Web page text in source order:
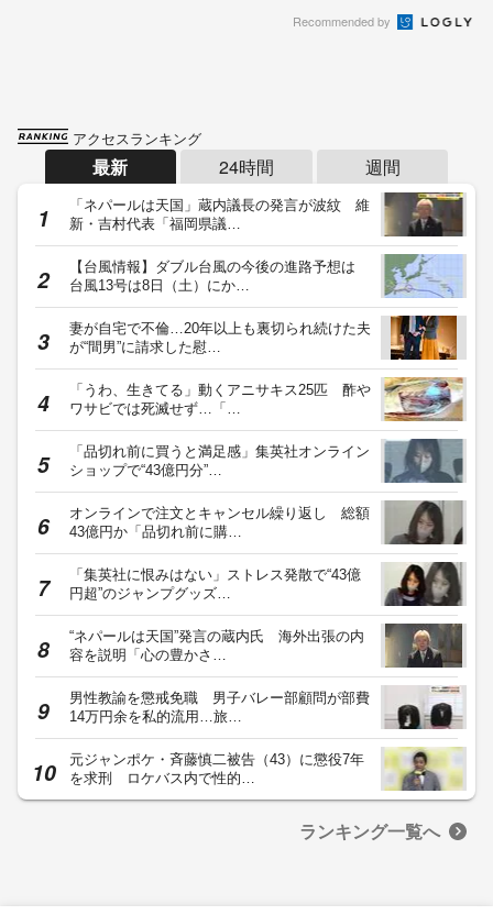
Recommended by
アクセスランキング
最新 24時間 週間
「ネパールは天国」蔵内議長の発言が波紋 維
新・吉村代表「福岡県議…
【台風情報】ダブル台風の今後の進路予想は
台風13号は8日（土）にか…
妻が自宅で不倫…20年以上も裏切られ続けた夫
が“間男”に請求した慰…
「うわ、生きてる」動くアニサキス25匹 酢や
ワサビでは死滅せず…「…
「品切れ前に買うと満足感」集英社オンライン
ショップで“43億円分”…
オンラインで注文とキャンセル繰り返し 総額
43億円か「品切れ前に購…
「集英社に恨みはない」ストレス発散で“43億
円超”のジャンプグッズ…
“ネパールは天国”発言の蔵内氏 海外出張の内
容を説明「心の豊かさ…
男性教諭を懲戒免職 男子バレー部顧問が部費
14万円余を私的流用…旅…
元ジャンポケ・斉藤慎二被告（43）に懲役7年
を求刑 ロケバス内で性的…
ランキング一覧へ